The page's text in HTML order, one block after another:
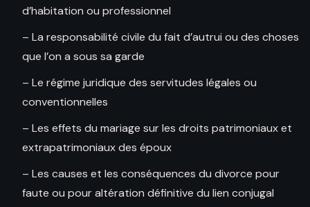
d’habitation ou professionnel
– La responsabilité civile du fait d’autrui ou des choses
que l’on a sous sa garde
– Le régime juridique des servitudes légales ou
conventionnelles
– Les effets du mariage sur les droits patrimoniaux et
extrapatrimoniaux des époux
– Les causes et les conséquences du divorce pour
faute ou pour altération définitive du lien conjugal